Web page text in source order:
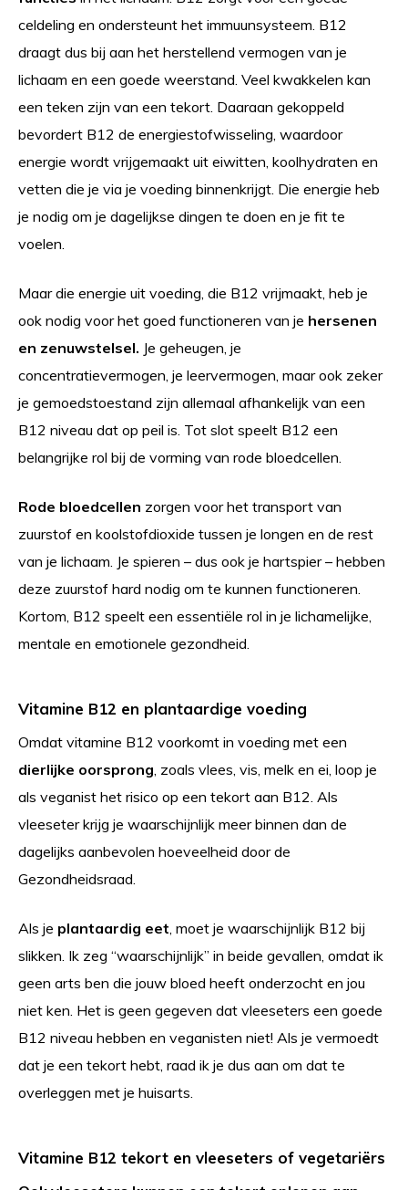
celdeling en ondersteunt het immuunsysteem. B12
draagt dus bij aan het herstellend vermogen van je
lichaam en een goede weerstand. Veel kwakkelen kan
een teken zijn van een tekort. Daaraan gekoppeld
bevordert B12 de energiestofwisseling, waardoor
energie wordt vrijgemaakt uit eiwitten, koolhydraten en
vetten die je via je voeding binnenkrijgt. Die energie heb
je nodig om je dagelijkse dingen te doen en je fit te
voelen.
Maar die energie uit voeding, die B12 vrijmaakt, heb je
ook nodig voor het goed functioneren van je hersenen
en zenuwstelsel. Je geheugen, je
concentratievermogen, je leervermogen, maar ook zeker
je gemoedstoestand zijn allemaal afhankelijk van een
B12 niveau dat op peil is. Tot slot speelt B12 een
belangrijke rol bij de vorming van rode bloedcellen.
Rode bloedcellen zorgen voor het transport van
zuurstof en koolstofdioxide tussen je longen en de rest
van je lichaam. Je spieren – dus ook je hartspier – hebben
deze zuurstof hard nodig om te kunnen functioneren.
Kortom, B12 speelt een essentiële rol in je lichamelijke,
mentale en emotionele gezondheid.
Vitamine B12 en plantaardige voeding
Omdat vitamine B12 voorkomt in voeding met een
dierlijke oorsprong, zoals vlees, vis, melk en ei, loop je
als veganist het risico op een tekort aan B12. Als
vleeseter krijg je waarschijnlijk meer binnen dan de
dagelijks aanbevolen hoeveelheid door de
Gezondheidsraad.
Als je plantaardig eet, moet je waarschijnlijk B12 bij
slikken. Ik zeg “waarschijnlijk” in beide gevallen, omdat ik
geen arts ben die jouw bloed heeft onderzocht en jou
niet ken. Het is geen gegeven dat vleeseters een goede
B12 niveau hebben en veganisten niet! Als je vermoedt
dat je een tekort hebt, raad ik je dus aan om dat te
overleggen met je huisarts.
Vitamine B12 tekort en vleeseters of vegetariërs